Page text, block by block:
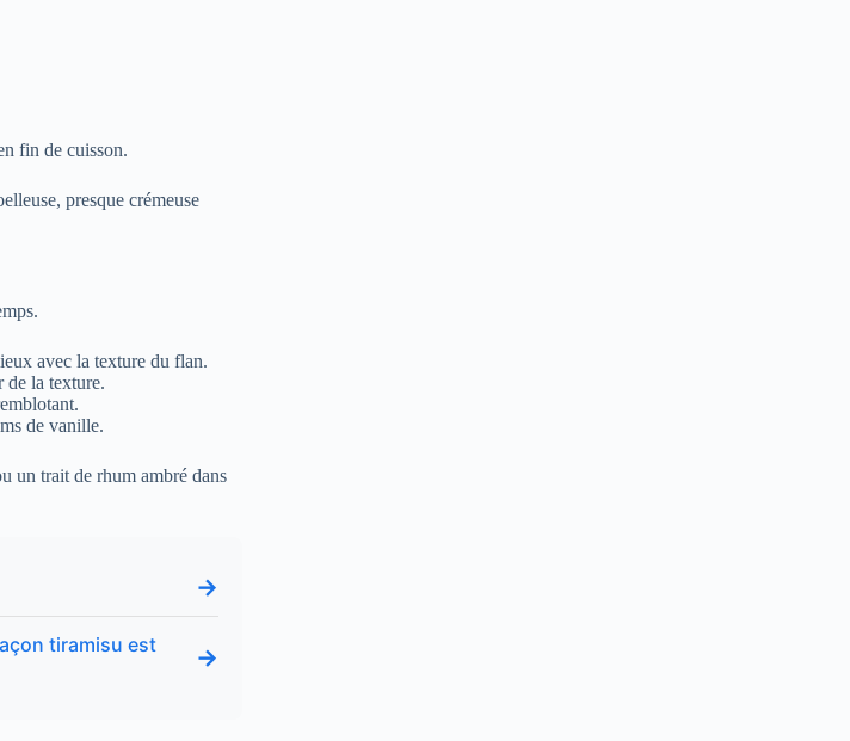
fin de cuisson.
presque crémeuse
avec la texture du flan.
de la texture.
de vanille.
un trait de rhum ambré dans
→
tiramisu est
→